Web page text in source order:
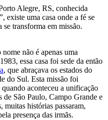
Alegre, RS, conhecida
existe uma casa onde a fé se
transforma em missão.
não é apenas uma
essa casa foi sede da então
, que abraçava os estados do
do Sul. Esta missão foi
aconteceu a unificação
de São Paulo, Campo Grande e
muitas histórias passaram,
presença das irmãs.